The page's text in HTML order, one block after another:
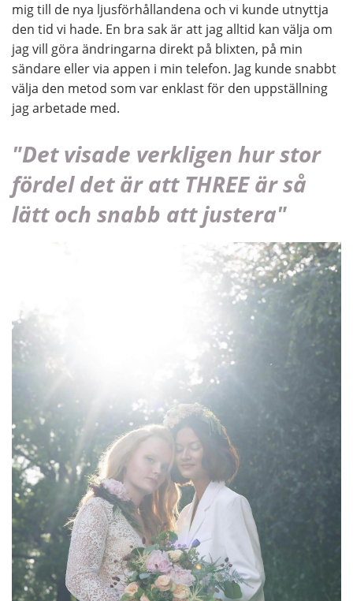
mig till de nya ljusförhållandena och vi kunde utnyttja
den tid vi hade. En bra sak är att jag alltid kan välja om
jag vill göra ändringarna direkt på blixten, på min
sändare eller via appen i min telefon. Jag kunde snabbt
välja den metod som var enklast för den uppställning
jag arbetade med.
"Det visade verkligen hur stor
fördel det är att THREE är så
lätt och snabb att justera"